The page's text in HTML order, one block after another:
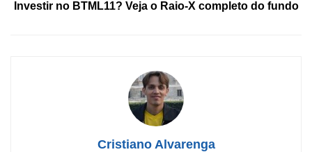
Investir no BTML11? Veja o Raio-X completo do fundo
Cristiano Alvarenga